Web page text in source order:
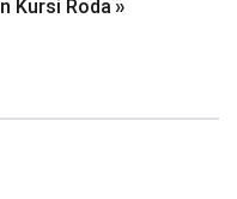
Kursi Roda »